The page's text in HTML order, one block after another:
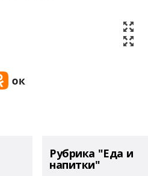
Рубрика "Еда и
напитки"